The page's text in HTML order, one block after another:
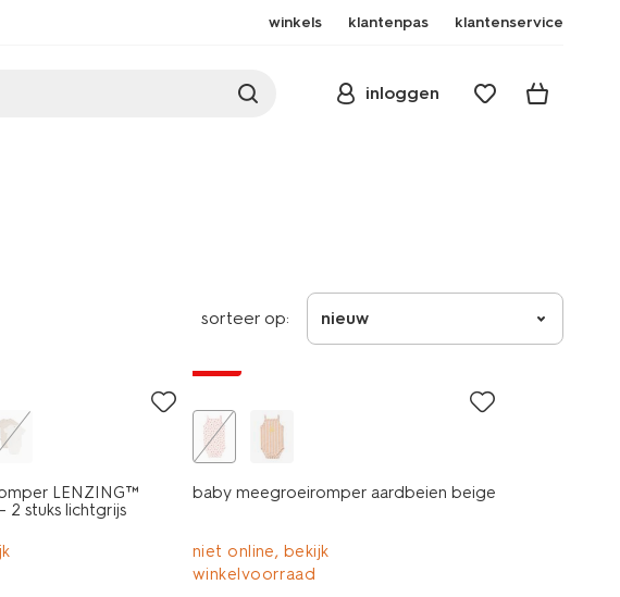
winkels klantenpas klantenservice
inloggen
sorteer op: nieuw
LENZING™
2 stuks lichtgrijs
baby meegroeiromper aardbeien beige
niet online, bekijk
winkelvoorraad